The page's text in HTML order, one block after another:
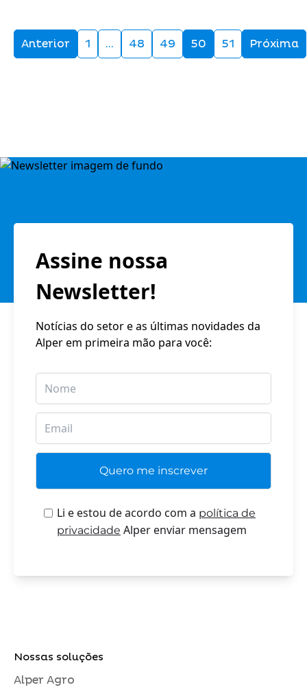
Anterior 1 … 48 49 50 51 Próxima
Assine nossa
Newsletter!
Notícias do setor e as últimas novidades da
Alper em primeira mão para você:
Li e estou de acordo com a política de
privacidade Alper enviar mensagem
Nossas soluções
Alper Agro